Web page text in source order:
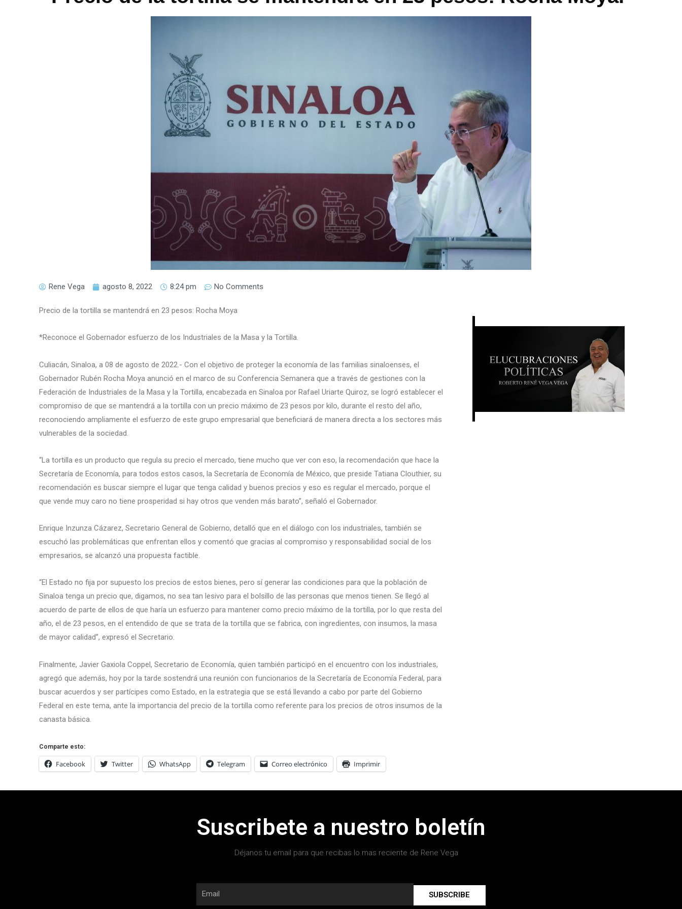
Rene Vega agosto 8, 2022 8:24 pm No Comments
Precio de la tortilla se mantendrá en 23 pesos: Rocha Moya
*Reconoce el Gobernador esfuerzo de los Industriales de la Masa y la Tortilla.
Culiacán, Sinaloa, a 08 de agosto de 2022.- Con el objetivo de proteger la economía de las familias sinaloenses, el
Gobernador Rubén Rocha Moya anunció en el marco de su Conferencia Semanera que a través de gestiones con la
Federación de Industriales de la Masa y la Tortilla, encabezada en Sinaloa por Rafael Uriarte Quiroz, se logró establecer el
compromiso de que se mantendrá a la tortilla con un precio máximo de 23 pesos por kilo, durante el resto del año,
reconociendo ampliamente el esfuerzo de este grupo empresarial que beneficiará de manera directa a los sectores más
vulnerables de la sociedad.
“La tortilla es un producto que regula su precio el mercado, tiene mucho que ver con eso, la recomendación que hace la
Secretaría de Economía, para todos estos casos, la Secretaría de Economía de México, que preside Tatiana Clouthier, su
recomendación es buscar siempre el lugar que tenga calidad y buenos precios y eso es regular el mercado, porque el
que vende muy caro no tiene prosperidad si hay otros que venden más barato”, señaló el Gobernador.
Enrique Inzunza Cázarez, Secretario General de Gobierno, detalló que en el diálogo con los industriales, también se
escuchó las problemáticas que enfrentan ellos y comentó que gracias al compromiso y responsabilidad social de los
empresarios, se alcanzó una propuesta factible.
“El Estado no fija por supuesto los precios de estos bienes, pero sí generar las condiciones para que la población de
Sinaloa tenga un precio que, digamos, no sea tan lesivo para el bolsillo de las personas que menos tienen. Se llegó al
acuerdo de parte de ellos de que haría un esfuerzo para mantener como precio máximo de la tortilla, por lo que resta del
año, el de 23 pesos, en el entendido de que se trata de la tortilla que se fabrica, con ingredientes, con insumos, la masa
de mayor calidad”, expresó el Secretario.
Finalmente, Javier Gaxiola Coppel, Secretario de Economía, quien también participó en el encuentro con los industriales,
agregó que además, hoy por la tarde sostendrá una reunión con funcionarios de la Secretaría de Economía Federal, para
buscar acuerdos y ser partícipes como Estado, en la estrategia que se está llevando a cabo por parte del Gobierno
Federal en este tema, ante la importancia del precio de la tortilla como referente para los precios de otros insumos de la
canasta básica.
Comparte esto:
Facebook Twitter WhatsApp Telegram Correo electrónico Imprimir
Suscribete a nuestro boletín
Déjanos tu email para que recibas lo mas reciente de Rene Vega
SUBSCRIBE